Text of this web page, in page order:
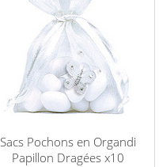
Sacs Pochons en Organdi
Papillon Dragées x10